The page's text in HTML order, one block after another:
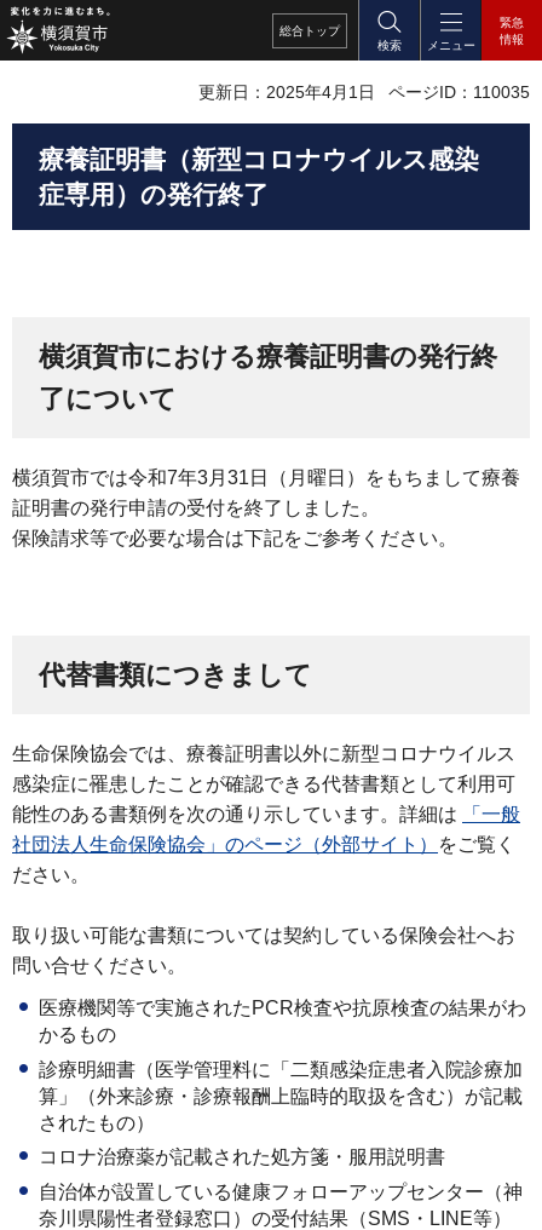
総合 トップ
検索
メニュー
緊急
情報
更新日：2025年4月1日 ページID：110035
療養証明書（新型コロナウイルス感染
症専用）の発行終了
横須賀市における療養証明書の発行終
了について
横須賀市では令和7年3月31日（月曜日）をもちまして療養
証明書の発行申請の受付を終了しました。
保険請求等で必要な場合は下記をご参考ください。
代替書類につきまして
生命保険協会では、療養証明書以外に新型コロナウイルス
感染症に罹患したことが確認できる代替書類として利用可
能性のある書類例を次の通り示しています。詳細は
「一般
社団法人生命保険協会」のページ（外部サイト）
をご覧く
ださい。
取り扱い可能な書類については契約している保険会社へお
問い合せください。
医療機関等で実施されたPCR検査や抗原検査の結果がわ
かるもの
診療明細書（医学管理料に「二類感染症患者入院診療加
算」（外来診療・診療報酬上臨時的取扱を含む）が記載
されたもの）
コロナ治療薬が記載された処方箋・服用説明書
自治体が設置している健康フォローアップセンター（神
奈川県陽性者登録窓口）の受付結果（SMS・LINE等）